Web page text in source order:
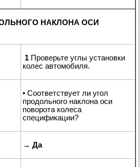
НАКЛОНА ОСИ
1 Проверьте углы установки
колес автомобиля.
• Соответствует ли угол
продольного наклона оси
поворота колеса
спецификации?
→ Да